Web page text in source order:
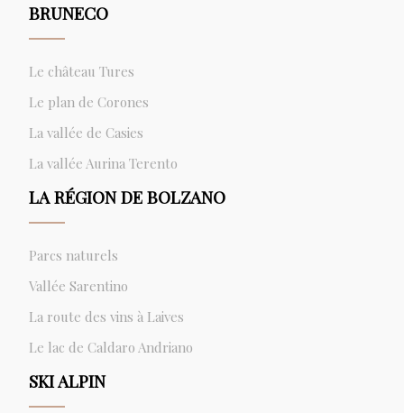
BRUNECO
Le château Tures
Le plan de Corones
La vallée de Casies
La vallée Aurina Terento
LA RÉGION DE BOLZANO
Parcs naturels
Vallée Sarentino
La route des vins à Laives
Le lac de Caldaro Andriano
SKI ALPIN